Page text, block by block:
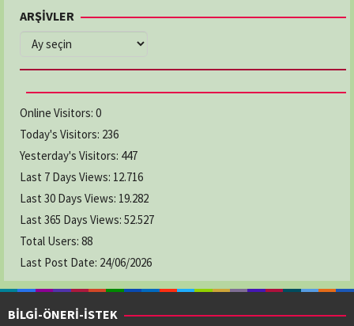
ARŞİVLER
ARŞİVLER
Online Visitors: 0
Today's Visitors: 236
Yesterday's Visitors: 447
Last 7 Days Views: 12.716
Last 30 Days Views: 19.282
Last 365 Days Views: 52.527
Total Users: 88
Last Post Date: 24/06/2026
BİLGİ-ÖNERİ-İSTEK